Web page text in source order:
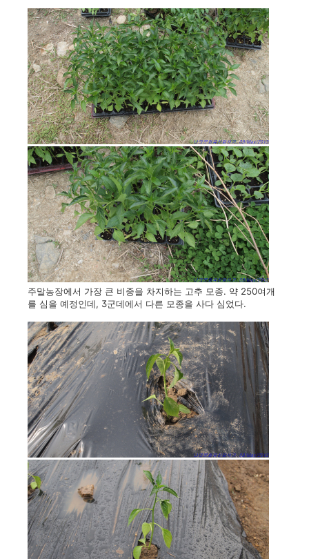
주말농장에서 가장 큰 비중을 차지하는 고추 모종. 약 250여개
를 심을 예정인데, 3군데에서 다른 모종을 사다 심었다.